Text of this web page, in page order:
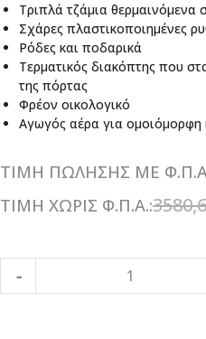
Τριπλά τζάμια θερμαινόμενα
Σχάρες πλαστικοποιημένες
Ρόδες και ποδαρικά
Τερματικός διακόπτης που
της πόρτας
Φρέον οικολογικό
Αγωγός αέρα για ομοιόμορφη
ΤΙΜΗ ΠΩΛΗΣΗΣ ΜΕ
ΤΙΜΗ ΧΩΡΙΣ Φ.Π.Α.: